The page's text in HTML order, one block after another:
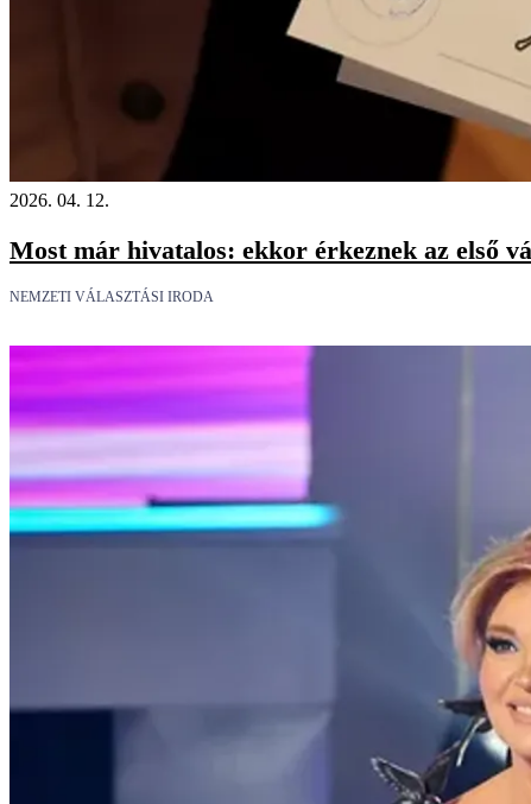
2026. 04. 12.
Most már hivatalos: ekkor érkeznek az első
NEMZETI VÁLASZTÁSI IRODA